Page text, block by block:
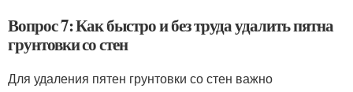
Вопрос 7: Как быстро и без труда удалить пятна
грунтовки со стен
Для удаления пятен грунтовки со стен важно